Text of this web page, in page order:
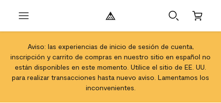
Aviso: las experiencias de inicio de sesión de cuenta,
inscripción y carrito de compras en nuestro sitio en español no
están disponibles en este momento. Utilice el sitio de EE. UU.
para realizar transacciones hasta nuevo aviso. Lamentamos los
inconvenientes.